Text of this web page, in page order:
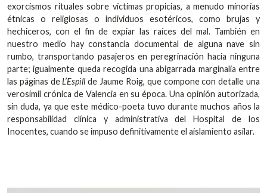
exorcismos rituales sobre víctimas propicias, a menudo minorías
étnicas o religiosas o individuos esotéricos, como brujas y
hechiceros, con el fin de expiar las raíces del mal. También en
nuestro medio hay constancia documental de alguna nave sin
rumbo, transportando pasajeros en peregrinación hacia ninguna
parte; igualmente queda recogida una abigarrada marginalia entre
las páginas deL’Espillde Jaume Roig, que compone con detalle una
verosímil crónica de Valencia en su época. Una opinión autorizada,
sin duda, ya que este médico-poeta tuvo durante muchos años la
responsabilidad clínica y administrativa del Hospital de los
Inocentes, cuando se impuso definitivamente el aislamiento asilar.